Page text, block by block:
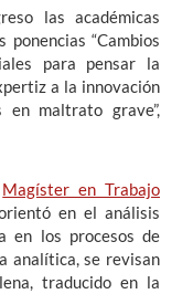
las académicas
“Cambios
para pensar la
a la innovación
en maltrato grave”,
Magíster en Trabajo
en el análisis
en los procesos de
analítica, se revisan
traducido en la